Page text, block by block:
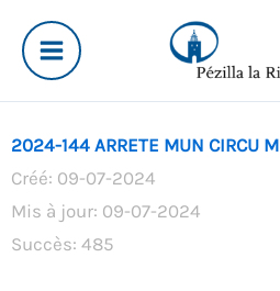
contenu
2024-144 ARRETE MUN CIRCU
Créé: 09-07-2024
Mis à jour: 09-07-2024
Succès: 485